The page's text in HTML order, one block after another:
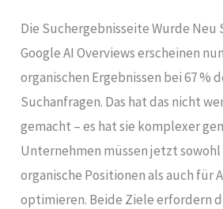
Die Suchergebnisseite Wurde
Google AI Overviews erscheinen
organischen Ergebnissen bei 67 %
Suchanfragen. Das hat das nicht
gemacht – es hat sie komplexer
Unternehmen müssen jetzt
organische Positionen als auch für
optimieren. Beide Ziele erfordern